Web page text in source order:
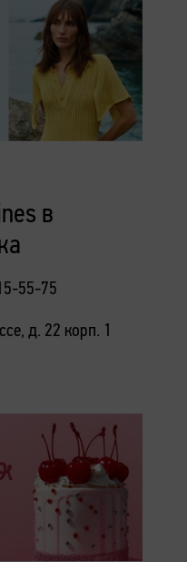
в
55-75
д. 22 корп. 1